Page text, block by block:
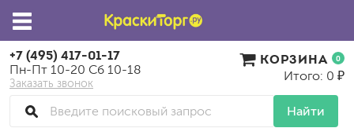
+7 (495) 417-01-17
Пн-Пт 10-20 Сб 10-18
Заказать звонок
Найти
КОРЗИНА 0
Итого: 0 ₽